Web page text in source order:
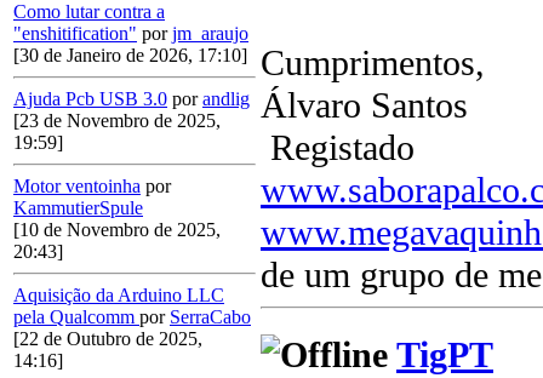
Como lutar contra a
"enshitification" porjm_araujo
[30 de Janeiro de 2026, 17:10]
Ajuda Pcb USB 3.0 porandlig
[23 de Novembro de 2025,
19:59]
Motor ventoinha por
KammutierSpule
[10 de Novembro de 2025,
20:43]
Aquisição da Arduino LLC
pela Qualcomm por SerraCabo
[22 de Outubro de 2025,
14:16]
Cumprimentos,
Álvaro Santos
Registado
de um grupo de
TigPT